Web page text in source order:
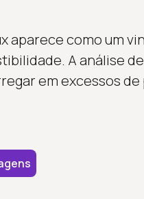
aparece como um
A análise
em excessos de